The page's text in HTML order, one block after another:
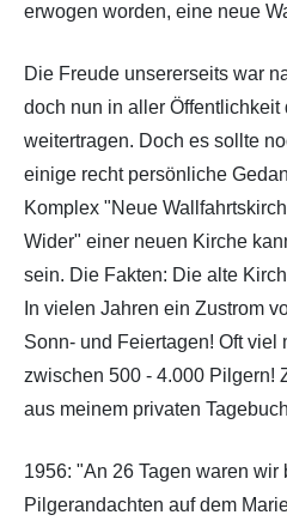
erwogen worden, eine neue
Die Freude unsererseits war
doch nun in aller Öffentlichkeit
weitertragen. Doch es sollte
einige recht persönliche
Komplex "Neue
Wider" einer neuen Kirche
sein. Die Fakten: Die alte
In vielen Jahren ein Zustrom
Sonn- und Feiertagen! Oft viel
zwischen 500 - 4.000 Pilgern!
aus meinem privaten
1956: "An 26 Tagen waren wir
Pilgerandachten auf dem